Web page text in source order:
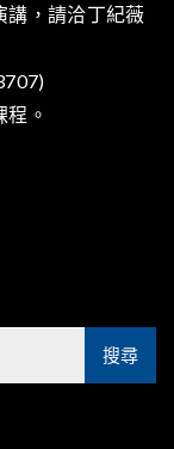
講，請洽丁紀薇
。